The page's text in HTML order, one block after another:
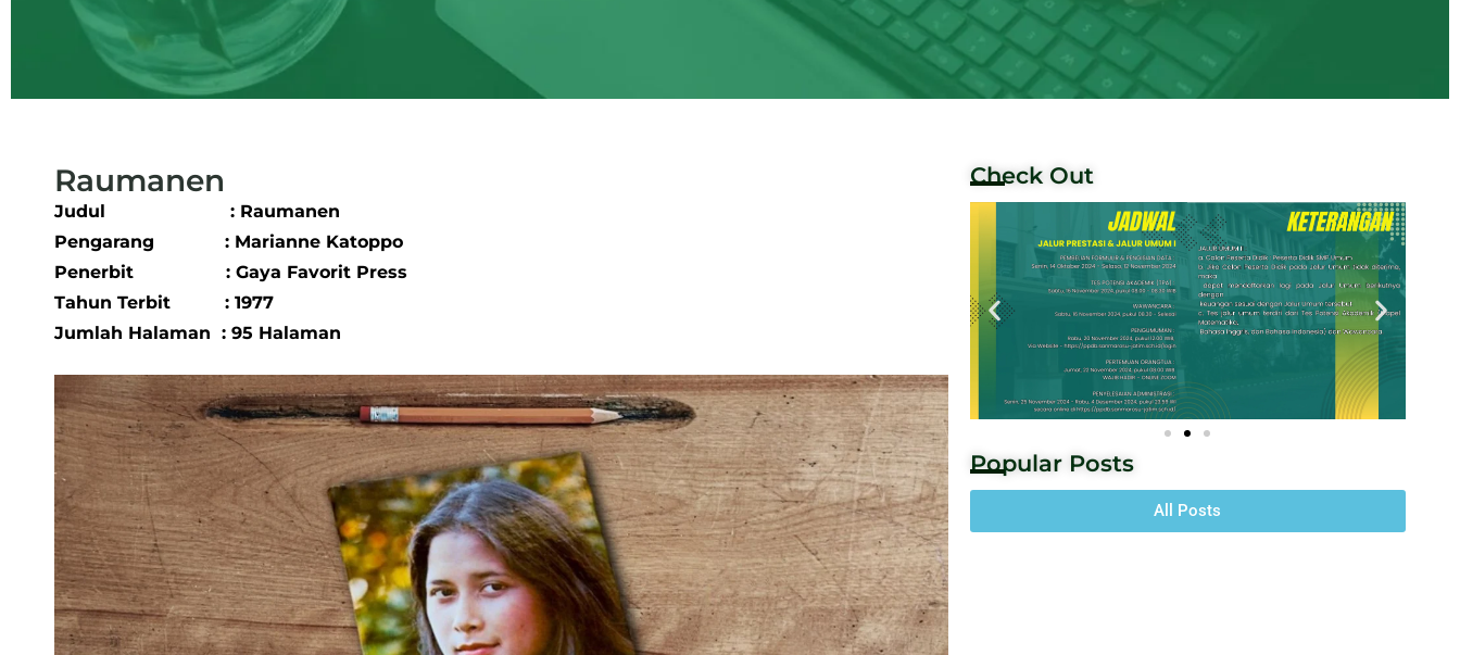
Raumanen
Judul : Raumanen
Pengarang : Marianne Katoppo
Penerbit : Gaya Favorit Press
Tahun Terbit : 1977
Jumlah Halaman : 95 Halaman
Check Out
Popular Posts
All Posts